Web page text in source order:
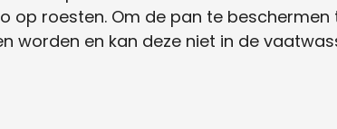
op roesten. Om de pan te
worden en kan deze niet in de